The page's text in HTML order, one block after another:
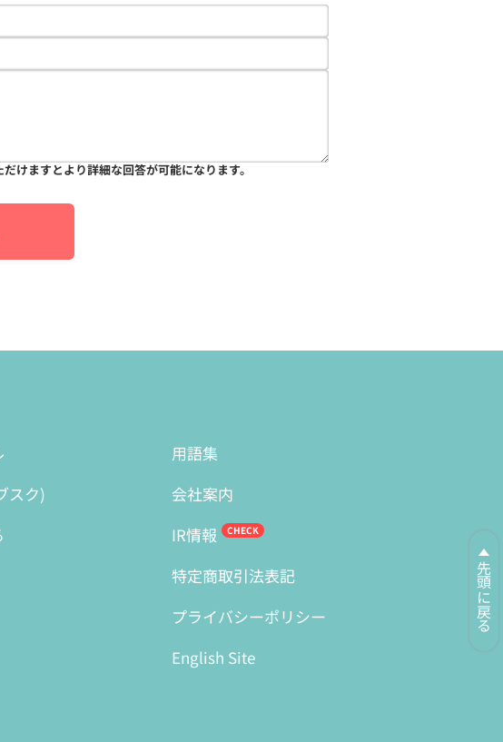
けますとより詳細な回答が可能になります。
先頭に戻る
スク)
用語集
会社案内
IR情報
特定商取引法表記
プライバシーポリシー
English Site